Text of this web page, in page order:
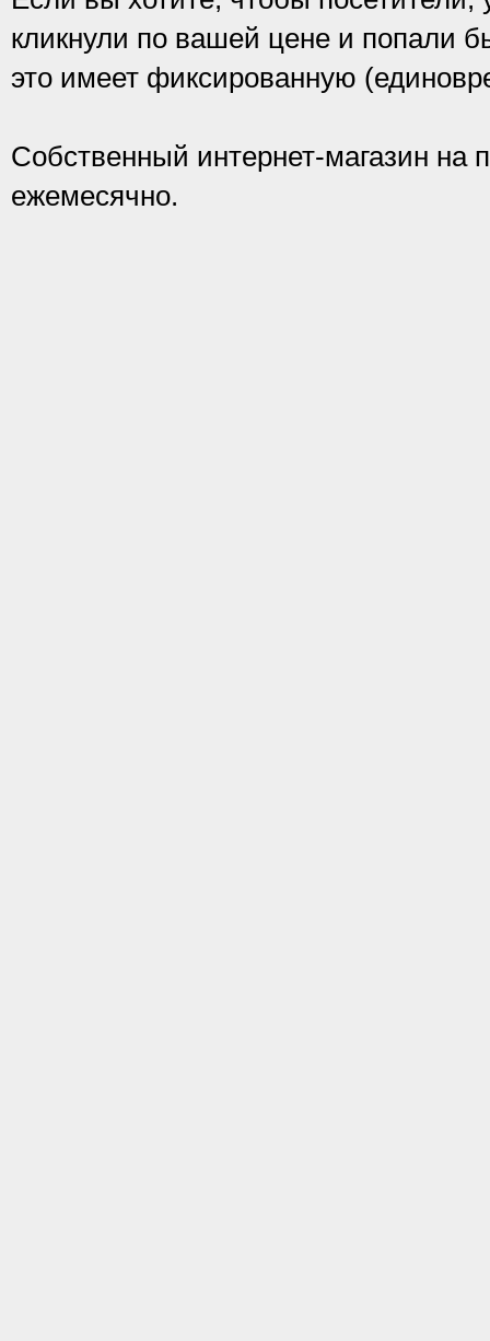
кликнули по вашей цене и попали
это имеет фиксированную
Собственный интернет-магазин на
ежемесячно.